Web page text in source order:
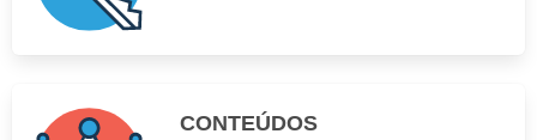
CONTEÚDOS